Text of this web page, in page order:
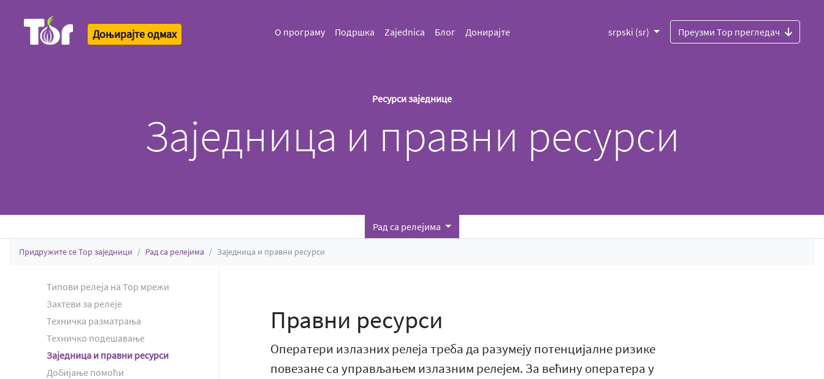
Доњирајте одмах О програму Подршка Zajednica Блог Донирајте srpski (sr) Преузми Тор прегледач
Ресурси заједнице
Заједница и правни ресурси
Рад са релејима
Придружите се Тор заједници Рад са релејима Заједница и правни ресурси
Типови релеја на Тор мрежи
Захтеви за релеје
Техничка разматрања
Техничко подешавање
Заједница и правни ресурси
Добијање помоћи
Правни ресурси
Оператери излазних релеја треба да разумеју потенцијалне ризике
повезане са управљањем излазним релејем. За већину оператера у